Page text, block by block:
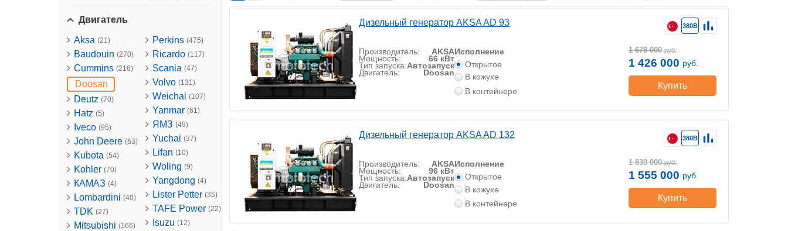
Двигатель
Aksa (21)
Baudouin (270)
Cummins (216)
Doosan
Deutz (70)
Hatz (5)
Iveco (95)
John Deere (63)
Kubota (54)
Kohler (70)
КАМАЗ (4)
Lombardini (40)
TDK (27)
Mitsubishi (166)
Perkins (475)
Ricardo (117)
Scania (47)
Volvo (131)
Weichai (107)
Yanmar (61)
ЯМЗ (49)
Yuchai (37)
Lifan (10)
Woling (9)
Yangdong (4)
Lister Petter (35)
TAFE Power (22)
Isuzu (12)
Дизельный генератор AKSA AD 93
Производитель: AKSA
Мощность: 66 кВт
Тип запуска:Автозапуск
Двигатель: Doosan
Исполнение
Открытое
В кожухе
В контейнере
380В
1 678 000 руб.
1 426 000 руб.
Купить
Дизельный генератор AKSA AD 132
Производитель: AKSA
Мощность: 96 кВт
Тип запуска:Автозапуск
Двигатель: Doosan
Исполнение
Открытое
В кожухе
В контейнере
380В
1 830 000 руб.
1 555 000 руб.
Купить